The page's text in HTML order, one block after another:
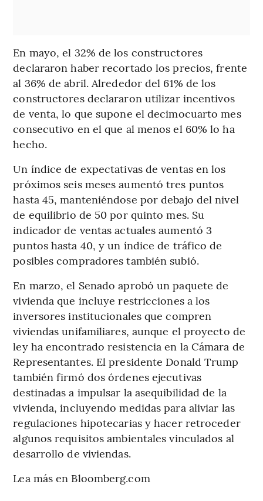
En mayo, el 32% de los constructores
declararon haber recortado los precios, frente
al 36% de abril. Alrededor del 61% de los
constructores declararon utilizar incentivos
de venta, lo que supone el decimocuarto mes
consecutivo en el que al menos el 60% lo ha
hecho.
Un índice de expectativas de ventas en los
próximos seis meses aumentó tres puntos
hasta 45, manteniéndose por debajo del nivel
de equilibrio de 50 por quinto mes. Su
indicador de ventas actuales aumentó 3
puntos hasta 40, y un índice de tráfico de
posibles compradores también subió.
En marzo, el Senado aprobó un paquete de
vivienda que incluye restricciones a los
inversores institucionales que compren
viviendas unifamiliares, aunque el proyecto de
ley ha encontrado resistencia en la Cámara de
Representantes. El presidente Donald Trump
también firmó dos órdenes ejecutivas
destinadas a impulsar la asequibilidad de la
vivienda, incluyendo medidas para aliviar las
regulaciones hipotecarias y hacer retroceder
algunos requisitos ambientales vinculados al
desarrollo de viviendas.
Lea más en Bloomberg.com